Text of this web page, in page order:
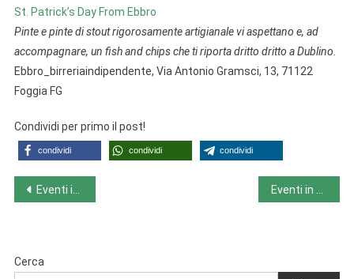
St. Patrick’s Day From Ebbro
Pinte e pinte di stout rigorosamente artigianale vi aspettano e, ad
accompagnare, un fish and chips che ti riporta dritto dritto a Dublino.
Ebbro_birreriaindipendente, Via Antonio Gramsci, 13, 71122
Foggia FG
Condividi per primo il post!
condividi condividi condividi
Navigazione
Eventi in Piemonte da lunedì 11/3 a domenica 17/3
Cerca